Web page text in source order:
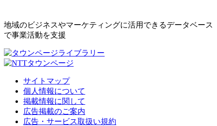
地域のビジネスやマーケティングに活用できるデータベース
で事業活動を支援
サイトマップ
個人情報について
掲載情報に関して
広告掲載のご案内
広告・サービス取扱い規約